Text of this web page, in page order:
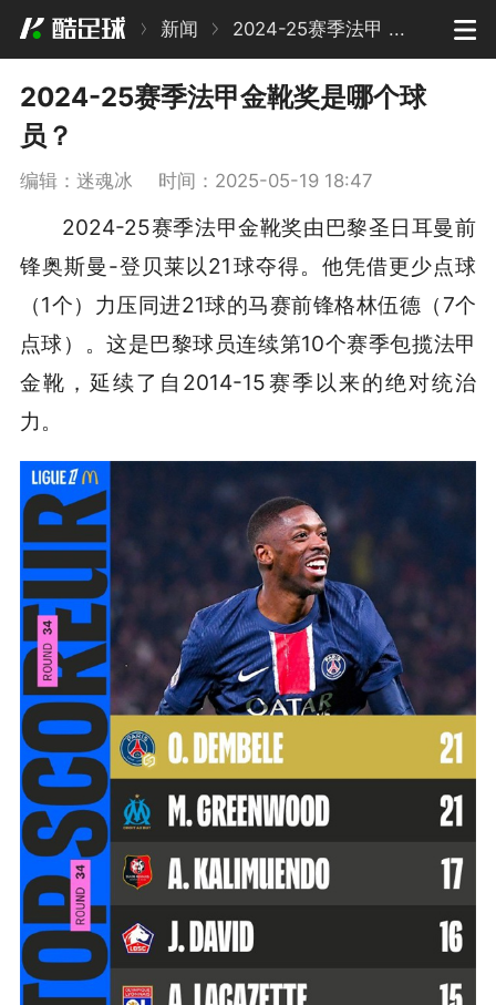
新闻 2024-25赛季法甲 ...
2024-25赛季法甲金靴奖是哪个球
员？
编辑：迷魂冰 时间：2025-05-19 18:47
2024-25赛季法甲金靴奖由巴黎圣日耳曼前
锋奥斯曼-登贝莱以21球夺得。他凭借更少点球
（1个）力压同进21球的马赛前锋格林伍德（7个
点球）。这是巴黎球员连续第10个赛季包揽法甲
金靴，延续了自2014-15赛季以来的绝对统治
力。